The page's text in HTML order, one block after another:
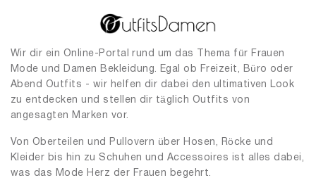
Wir dir ein Online-Portal rund um das Thema für Frauen
Mode und Damen Bekleidung. Egal ob Freizeit, Büro oder
Abend Outfits - wir helfen dir dabei den ultimativen Look
zu entdecken und stellen dir täglich Outfits von
angesagten Marken vor.
Von Oberteilen und Pullovern über Hosen, Röcke und
Kleider bis hin zu Schuhen und Accessoires ist alles dabei,
was das Mode Herz der Frauen begehrt.